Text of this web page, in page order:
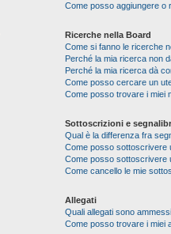
Come posso aggiungere o
Ricerche nella Board
Come si fanno le ricerche
Perché la mia ricerca non
Perché la mia ricerca dà
Come posso cercare un
Come posso trovare i miei
Sottoscrizioni e
Qual è la differenza fra
Come posso sottoscrivere
Come posso sottoscrivere
Come cancello le mie
Allegati
Quali allegati sono
Come posso trovare i miei